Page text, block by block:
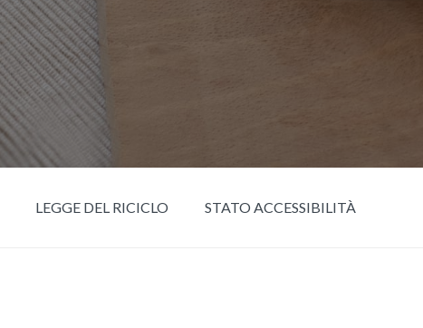
LEGGE DEL RICICLO STATO ACCESSIBILITÀ